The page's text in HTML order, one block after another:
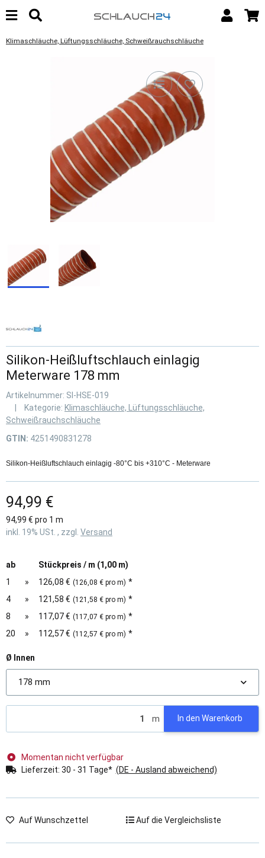
Klimaschläuche, Lüftungsschläuche, Schweißrauchschläuche
Silikon-Heißluftschlauch einlagig
Meterware 178 mm
Artikelnummer: SI-HSE-019
Kategorie: Klimaschläuche, Lüftungsschläuche,
Schweißrauchschläuche
GTIN: 4251490831278
Silikon-Heißluftschlauch einlagig -80°C bis +310°C - Meterware
94,99 €
94,99 € pro 1 m
inkl. 19% USt. , zzgl. Versand
ab
Stückpreis / m (1,00 m)
1
» 126,08 € (126,08 € pro m) *
4
» 121,58 € (121,58 € pro m) *
8
» 117,07 € (117,07 € pro m) *
20
» 112,57 € (112,57 € pro m) *
Ø Innen
178 mm
m In den Warenkorb
Momentan nicht verfügbar
Lieferzeit: 30 - 31 Tage* (DE - Ausland abweichend)
Auf Wunschzettel Auf die Vergleichsliste